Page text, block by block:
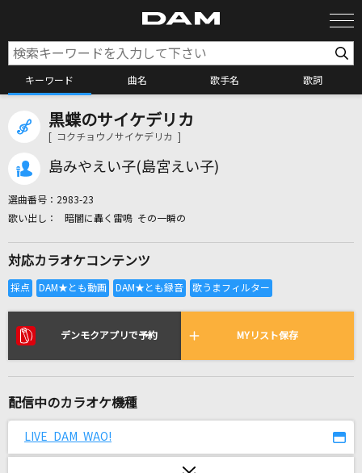
キーワード 曲名 歌手名 歌詞
カラオケ検索
カラオケ店舗検索
全国りれき
リアルタイムで歌われている曲の一覧
バクチ・ダンサー
黒蝶のサイケデリカ
[ コクチョウノサイケデリカ ]
島みやえい子(島宮えい子)
選曲番号： 2983-23
暗闇に轟く雷鳴 その一瞬の
対応カラオケコンテンツ
デンモクアプリで予約 MYリスト保存
配信中のカラオケ機種
LIVE DAM WAO!